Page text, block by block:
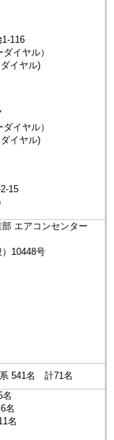
エアコンセンター
10448号
541名 計71名
名
名